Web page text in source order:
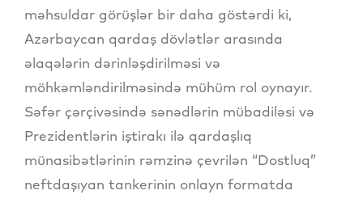
məhsuldar görüşlər bir daha göstərdi ki,
Azərbaycan qardaş dövlətlər arasında
əlaqələrin dərinləşdirilməsi və
möhkəmləndirilməsində mühüm rol oynayır.
Səfər çərçivəsində sənədlərin mübadiləsi və
Prezidentlərin iştirakı ilə qardaşlıq
münasibətlərinin rəmzinə çevrilən “Dostluq”
neftdaşıyan tankerinin onlayn formatda